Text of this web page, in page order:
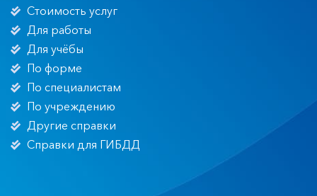
Стоимость услуг
Для работы
Для учёбы
По форме
По специалистам
По учреждению
Другие справки
Справки для ГИБДД